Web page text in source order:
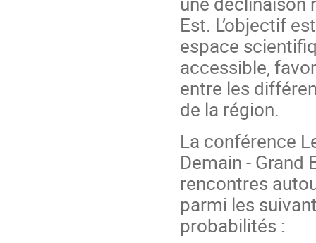
Est. L’objectif
espace
accessible,
entre les
de la région.
La conférence
Demain - Grand
rencontres
parmi les
probabilités :